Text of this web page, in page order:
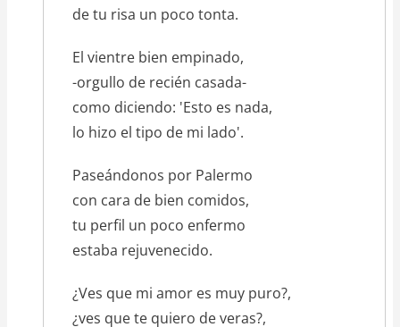
de tu risa un poco tonta.
El vientre bien empinado,
-orgullo de recién casada-
como diciendo: 'Esto es nada,
lo hizo el tipo de mi lado'.
Paseándonos por Palermo
con cara de bien comidos,
tu perfil un poco enfermo
estaba rejuvenecido.
¿Ves que mi amor es muy puro?,
¿ves que te quiero de veras?,